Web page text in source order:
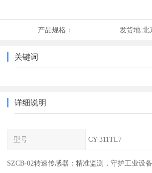
产品规格： 发货地:北
关键词
详细说明
型号 CY-311TL7
SZCB-02转速传感器：精准监测，守护工业设